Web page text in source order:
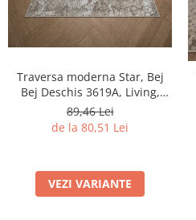
Traversa moderna Star, Bej
Bej Deschis 3619A, Living,
Dormitor, Hol, 80 x 250 cm
89,46 Lei
de la 80,51 Lei
VEZI VARIANTE